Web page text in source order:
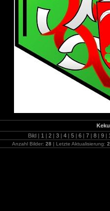
Bild | 1 | 2 | 3 | 4 | 5 | 6 | 7 | 8 | 9 |
Anzahl Bilder: 28 | Letzte Aktualisierung: